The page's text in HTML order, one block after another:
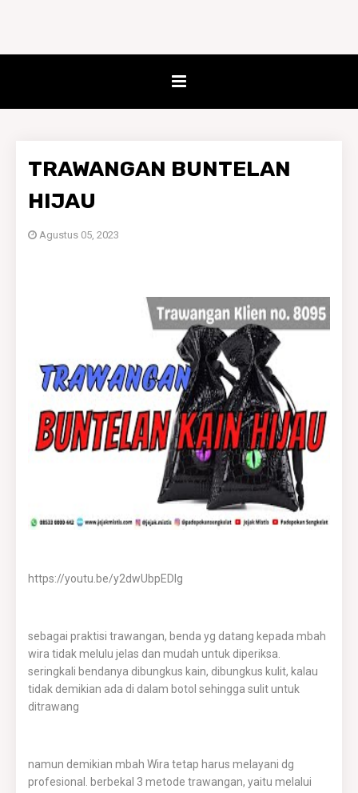
TRAWANGAN BUNTELAN
HIJAU
Agustus 05, 2023
https://youtu.be/y2dwUbpEDlg
sebagai praktisi trawangan, benda yg datang kepada mbah
wira tidak melulu jelas dan mudah untuk diperiksa.
seringkali bendanya dibungkus kain, dibungkus kulit, kalau
tidak demikian ada di dalam botol sehingga sulit untuk
ditrawang
namun demikian mbah Wira tetap harus melayani dg
profesional. berbekal 3 metode trawangan, yaitu melalui